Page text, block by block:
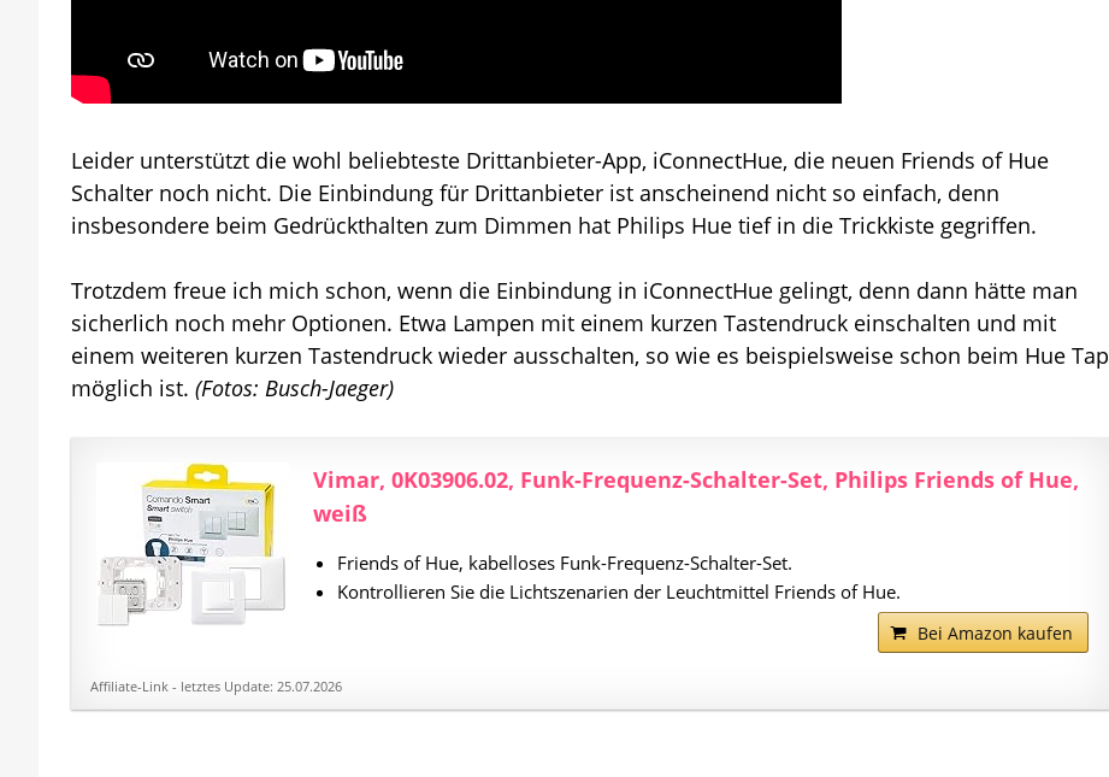
Leider unterstützt die wohl beliebteste Drittanbieter-App, iConnectHue, die neuen Friends of Hue
Schalter noch nicht. Die Einbindung für Drittanbieter ist anscheinend nicht so einfach, denn
insbesondere beim Gedrückthalten zum Dimmen hat Philips Hue tief in die Trickkiste gegriffen.
Trotzdem freue ich mich schon, wenn die Einbindung in iConnectHue gelingt, denn dann hätte man
sicherlich noch mehr Optionen. Etwa Lampen mit einem kurzen Tastendruck einschalten und mit
einem weiteren kurzen Tastendruck wieder ausschalten, so wie es beispielsweise schon beim Hue Tap
möglich ist. (Fotos: Busch-Jaeger)
Vimar, 0K03906.02, Funk-Frequenz-Schalter-Set, Philips Friends of Hue,
weiß
Friends of Hue, kabelloses Funk-Frequenz-Schalter-Set.
Kontrollieren Sie die Lichtszenarien der Leuchtmittel Friends of Hue.
Bei Amazon kaufen
Affiliate-Link - letztes Update: 25.07.2026